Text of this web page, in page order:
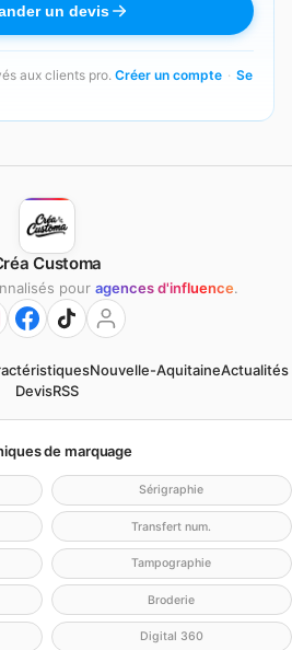
un devis
aux clients pro. Créer un compte · Se
Customa
pour agences d'influence.
Nouvelle-AquitaineActualités
DevisRSS
de marquage
Sérigraphie
Transfert num.
Tampographie
Broderie
Digital 360